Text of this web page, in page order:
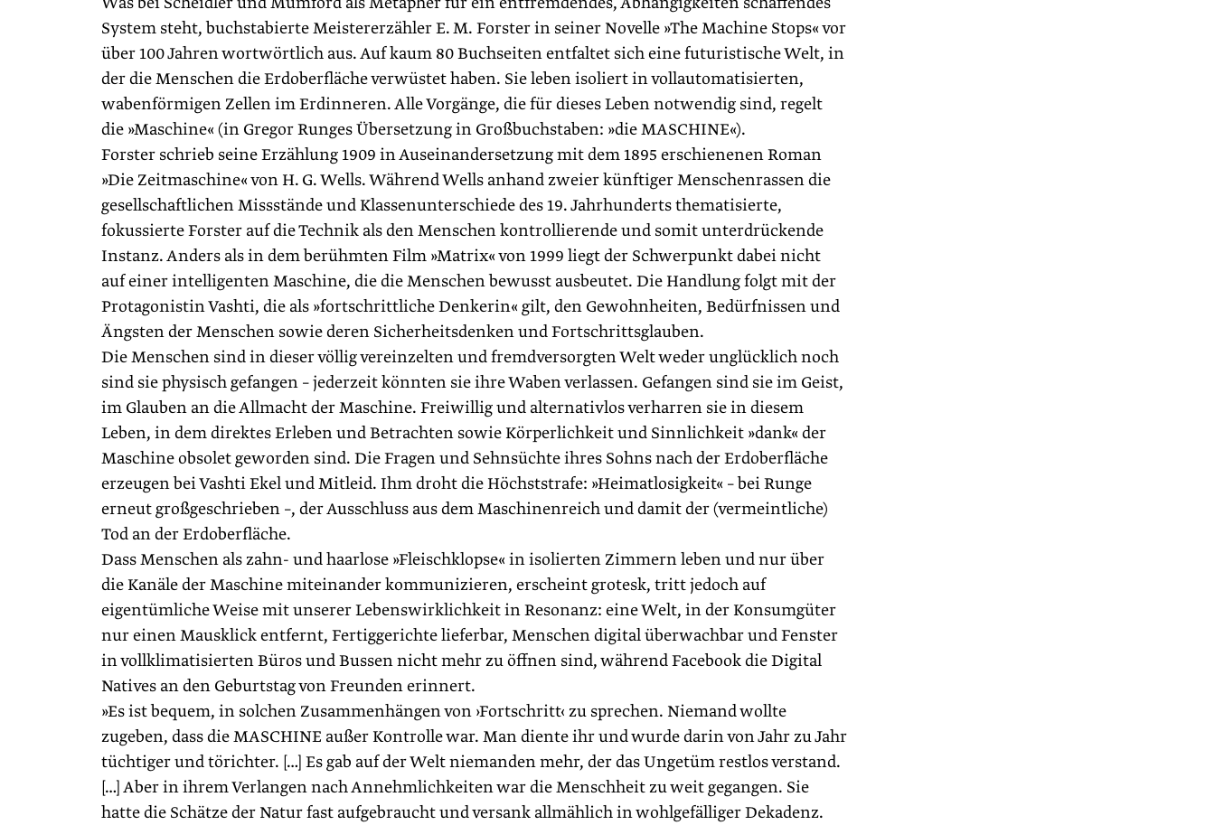
System steht, buchstabierte Meistererzähler E. M. Forster in seiner Novelle »The Machine Stops« vor
über 100 Jahren wortwörtlich aus. Auf kaum 80 Buchseiten entfaltet sich eine futuristische Welt, in
der die Menschen die Erdoberfläche verwüstet haben. Sie leben isoliert in vollautomatisierten,
wabenförmigen Zellen im Erdinneren. Alle Vorgänge, die für dieses Leben notwendig sind, regelt
die »Maschine« (in Gregor Runges Übersetzung in Großbuchstaben: »die MASCHINE«).
Forster schrieb seine Erzählung 1909 in Auseinandersetzung mit dem 1895 erschienenen Roman
»Die Zeitmaschine« von H. G. Wells. Während Wells anhand zweier künftiger Menschenrassen die
gesellschaftlichen Missstände und Klassenunterschiede des 19. Jahrhunderts thematisierte,
fokussierte Forster auf die Technik als den Menschen kontrollierende und somit unterdrückende
Instanz. Anders als in dem berühmten Film »Matrix« von 1999 liegt der Schwerpunkt dabei nicht
auf einer intelligenten Maschine, die die Menschen bewusst ausbeutet. Die Handlung folgt mit der
Protagonistin Vashti, die als »fortschrittliche Denkerin« gilt, den Gewohnheiten, Bedürfnissen und
Ängsten der Menschen sowie deren Sicherheitsdenken und Fortschrittsglauben.
Die Menschen sind in dieser völlig vereinzelten und fremdversorgten Welt weder unglücklich noch
sind sie physisch gefangen – jederzeit könnten sie ihre Waben verlassen. Gefangen sind sie im Geist,
im Glauben an die Allmacht der Maschine. Freiwillig und alternativlos verharren sie in diesem
Leben, in dem direktes Erleben und Betrachten sowie Körperlichkeit und Sinnlichkeit »dank« der
Maschine obsolet geworden sind. Die Fragen und Sehnsüchte ihres Sohns nach der Erdoberfläche
erzeugen bei Vashti Ekel und Mitleid. Ihm droht die Höchststrafe: »Heimatlosigkeit« – bei Runge
erneut großgeschrieben –, der Ausschluss aus dem Maschinenreich und damit der (vermeintliche)
Tod an der Erdoberfläche.
Dass Menschen als zahn- und haarlose »Fleischklopse« in isolierten Zimmern leben und nur über
die Kanäle der Maschine miteinander kommunizieren, erscheint grotesk, tritt jedoch auf
eigentümliche Weise mit unserer Lebenswirklichkeit in Resonanz: eine Welt, in der Konsumgüter
nur einen Mausklick entfernt, Fertiggerichte lieferbar, Menschen digital überwachbar und Fenster
in vollklimatisierten Büros und Bussen nicht mehr zu öffnen sind, während Facebook die Digital
Natives an den Geburtstag von Freunden erinnert.
»Es ist bequem, in solchen Zusammenhängen von ›Fortschritt‹ zu sprechen. Niemand wollte
zugeben, dass die MASCHINE außer Kontrolle war. Man diente ihr und wurde darin von Jahr zu Jahr
tüchtiger und törichter. […] Es gab auf der Welt niemanden mehr, der das Ungetüm restlos verstand.
[…] Aber in ihrem Verlangen nach Annehmlichkeiten war die Menschheit zu weit gegangen. Sie
hatte die Schätze der Natur fast aufgebraucht und versank allmählich in wohlgefälliger Dekadenz.